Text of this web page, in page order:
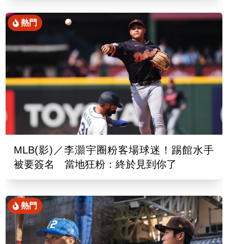
熱門
MLB(影)／李灝宇圈粉客場球迷！踢館水手
被要簽名 當地狂粉：終於見到你了
熱門